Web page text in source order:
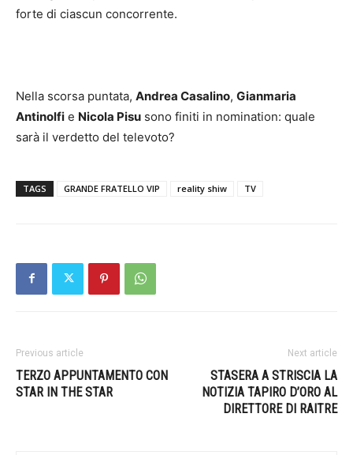
forte di ciascun concorrente.
Nella scorsa puntata, Andrea Casalino, Gianmaria
Antinolfi e Nicola Pisu sono finiti in nomination: quale
sarà il verdetto del televoto?
TAGS GRANDE FRATELLO VIP reality shiw TV
Previous article
TERZO APPUNTAMENTO CON
STAR IN THE STAR
Next article
STASERA A STRISCIA LA
NOTIZIA TAPIRO D’ORO AL
DIRETTORE DI RAITRE